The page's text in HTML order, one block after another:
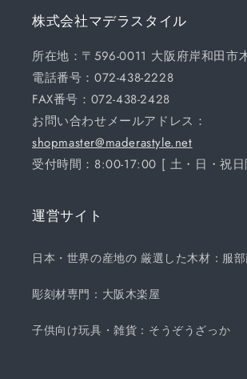
株式会社マデラスタイル
所在地：〒596-0011 大阪府岸和田市
電話番号：072-438-2228
FAX番号：072-438-2428
お問い合わせメールアドレス：
shopmaster@maderastyle.net
受付時間：8:00-17:00 [ 土・日・祝
運営サイト
日本・世界の産地の 厳選した木材：服
彫刻材専門：大阪木楽屋
子供向け玩具・雑貨：そうぞうざっか